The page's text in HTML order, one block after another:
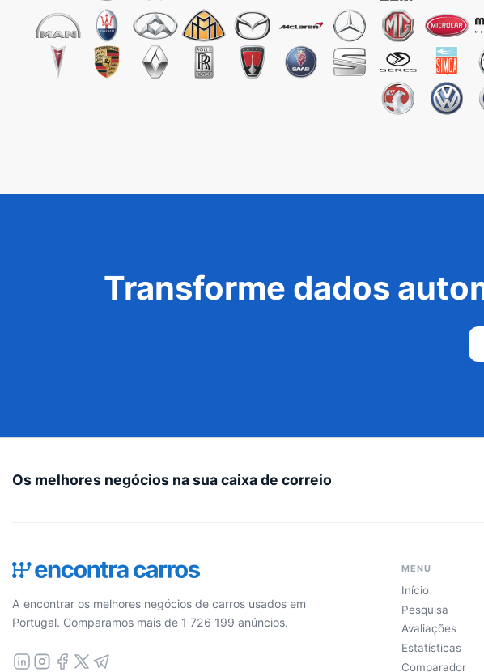
Transforme dados
Os melhores negócios na sua caixa de correio
A encontrar os melhores negócios de carros usados em
Portugal. Comparamos mais de 1 726 199 anúncios.
MENU
Início
Pesquisa
Avaliações
Estatísticas
Comparador